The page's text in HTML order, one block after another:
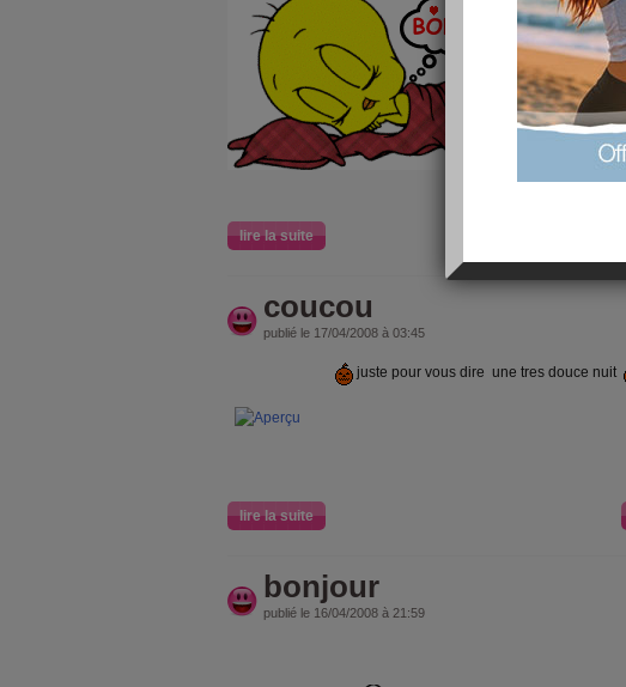
lire la suite
coucou
publié le 17/04/2008 à 03:45
juste pour vous dire une tres douce nuit
lire la suite
bonjour
publié le 16/04/2008 à 21:59